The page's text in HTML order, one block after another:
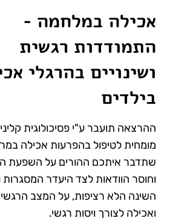
אכילה במלחמה -
התמודדות רגשית
ושינויים בהרגלי
בילדים
ההרצאה תועבר ע"י פסיכולוגית
מומחית לטיפול בהפרעות אכילה
שתדבר איתכם ההורים על השפעת
וחוסר הוודאות לצד היעדר המסגרות
השינה הלא רציפות, על המצב הרגשי
ואכילה לצורך ויסות רגשי.